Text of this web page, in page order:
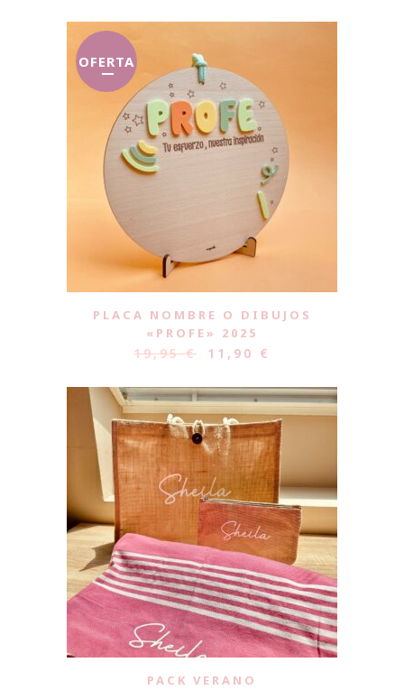
OFERTA
PLACA NOMBRE O DIBUJOS
«PROFE» 2025
19,95€ 11,90 €
PACK VERANO